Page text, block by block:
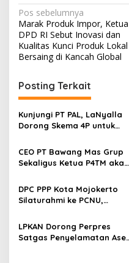
N
a
v
i
g
a
s
i
p
o
s
Pos sebelumnya
Marak Produk Impor, Ketua
DPD RI Sebut Inovasi dan
Kualitas Kunci Produk Lokal
Bersaing di Kancah Global
Posting Terkait
Kunjungi PT PAL, LaNyalla
Dorong Skema 4P untuk
Nasional
CEO PT Bawang Mas Grup
Sekaligus Ketua P4TM akan
Tembakau di Madura
DPC PPP Kota Mojokerto
Silaturahmi ke PCNU,
Masyarakat
LPKAN Dorong Perpres
Satgas Penyelamatan Aset